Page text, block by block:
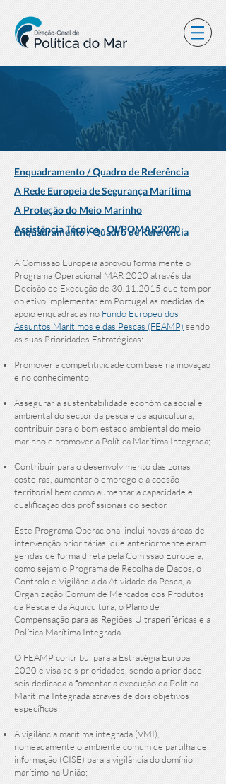
Enquadramento / Quadro de Referência
A Rede Europeia de Segurança Marítima
A Proteção do Meio Marinho
Assistência Técnica - OI/POMAR2020
Enquadramento / Quadro de Referência
A Comissão Europeia aprovou formalmente o
Programa Operacional MAR 2020 através da
Decisão de Execução de 30.11.2015 que tem por
objetivo implementar em Portugal as medidas de
apoio enquadradas no Fundo Europeu dos
Assuntos Marítimos e das Pescas (FEAMP) sendo
as suas Prioridades Estratégicas:
Promover a competitividade com base na inovação
e no conhecimento;​
Assegurar a sustentabilidade económica social e
ambiental do sector da pesca e da aquicultura,
contribuir para o bom estado ambiental do meio
marinho e promover a Política Marítima Integrada;​
Contribuir para o desenvolvimento das zonas
costeiras, aumentar o emprego e a coesão
territorial bem como aumentar a capacidade e
qualificação dos profissionais do sector.​
Este Programa Operacional inclui novas áreas de
intervenção prioritárias, que anteriormente eram
geridas de forma direta pela Comissão Europeia,
como sejam o Programa de Recolha de Dados, o
Controlo e Vigilância da Atividade da Pesca, a
Organização Comum de Mercados dos Produtos
da Pesca e da Aquicultura, o Plano de
Compensação para as Regiões Ultraperiféricas e a
Política Marítima Integrada.
O FEAMP contribui para a Estratégia Europa
2020 e visa seis prioridades, sendo a prioridade
seis dedicada a fomentar a execução da Política
Marítima Integrada através de dois objetivos
específicos:
A vigilância marítima integrada (VMI),
nomeadamente o ambiente comum de partilha de
informação (CISE) para a vigilância do domínio
marítimo na União;